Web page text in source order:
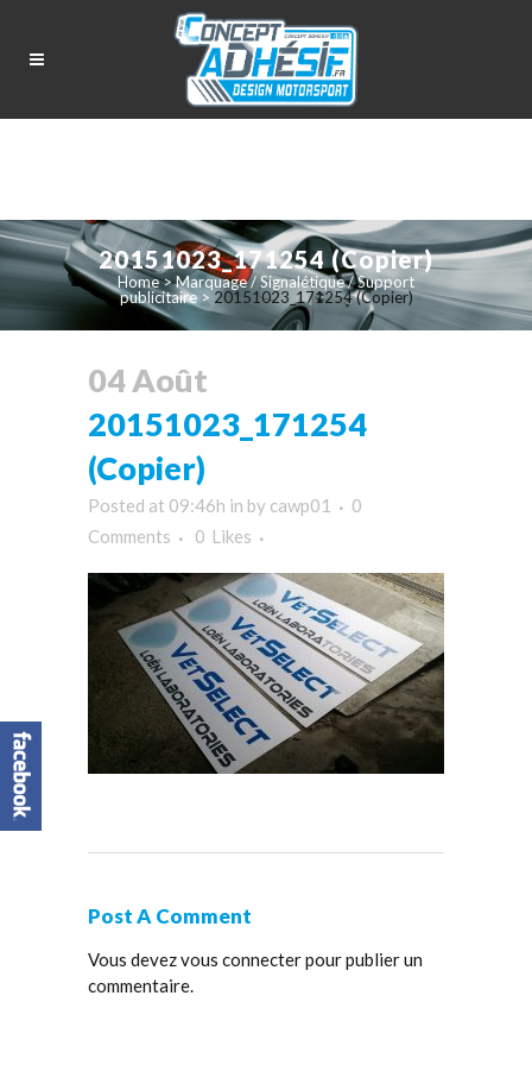
20151023_171254 (Copier)
Home>Marquage / Signalétique / Support
publicitaire> 20151023_171254 (Copier)
04 Août
20151023_171254
(Copier)
Posted at 09:46h in by cawp01
0
Comments
0 Likes
Post A Comment
Vous devezvous connecterpour publier un
commentaire.